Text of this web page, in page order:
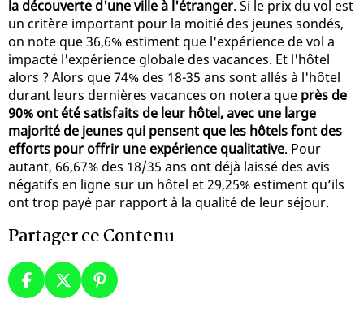
la découverte d'une ville à l'étranger. Si le prix du vol est
un critère important pour la moitié des jeunes sondés,
on note que 36,6% estiment que l'expérience de vol a
impacté l'expérience globale des vacances. Et l'hôtel
alors ? Alors que 74% des 18-35 ans sont allés à l'hôtel
durant leurs dernières vacances on notera que près de
90% ont été satisfaits de leur hôtel, avec une large
majorité de jeunes qui pensent que les hôtels font des
efforts pour offrir une expérience qualitative. Pour
autant, 66,67% des 18/35 ans ont déjà laissé des avis
négatifs en ligne sur un hôtel et 29,25% estiment qu’ils
ont trop payé par rapport à la qualité de leur séjour.
Partager ce Contenu